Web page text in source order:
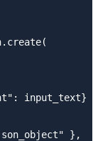
input_text}
},